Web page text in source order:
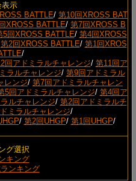
表示
BATTLE/ 第10回XROSS BAT
XROSS BATTLE/ 第7回XROSS B
5回XROSS BATTLE/ 第4回XROSS
第2回XROSS BATTLE/ 第1回XROS
/
回アドミラルチャレンジ/ 第11回ア
ラルチャレンジ/ 第9回アドミラル
レンジ/ 第7回アドミラルチャレン
5回アドミラルチャレンジ/ 第4回ア
ルチャレンジ/ 第2回アドミラルチ
ミラルチャレンジ/
/ 第2回UHGP/ 第1回UHGP/
グ選択
キング
ンキング